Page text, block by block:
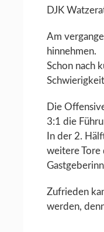
DJK
Am
hinnehmen.
Schon nach
Die
3:1 die
In der 2.
weitere Tore
Zufrieden
werden,